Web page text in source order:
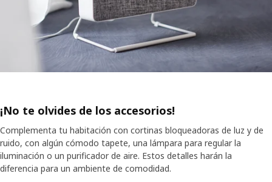
¡No te olvides de los accesorios!
Complementa tu habitación con cortinas bloqueadoras de luz y de
ruido, con algún cómodo tapete, una lámpara para regular la
iluminación o un purificador de aire. Estos detalles harán la
diferencia para un ambiente de comodidad.